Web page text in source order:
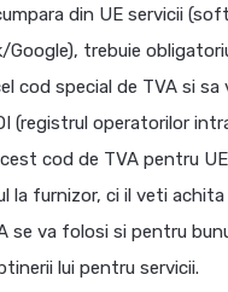
din UE servicii
Google), trebuie
cod special de TVA si
(registrul operatorilor
cod de TVA pentru
la furnizor, ci il veti achita
se va folosi si pentru
lui pentru servicii.